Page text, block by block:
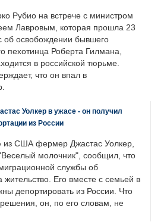
Рубио на встрече с министром
Лавровым, которая прошла 23
об освобождении бывшего
пехотинца Роберта Гилмана,
в российской тюрьме.
что он впал в
Уолкер в ужасе - он получил
из России
из США фермер Джастас Уолкер,
молочник", сообщил, что
службы об
Его вместе с семьей в
депортировать из России. Что
решения, он, по его словам, не